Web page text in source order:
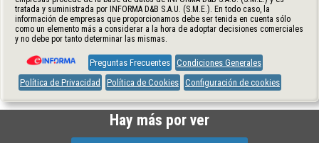
tratada y suministrada por INFORMA D&B S.A.U. (S.M.E.). En todo caso, la
información de empresas que proporcionamos debe ser tenida en cuenta sólo
como un elemento más a considerar a la hora de adoptar decisiones comerciales
y no debe por tanto determinar las mismas.
Preguntas Frecuentes Condiciones Generales
Política de Privacidad
Política de Cookies Configuración de cookies
Hay más por ver